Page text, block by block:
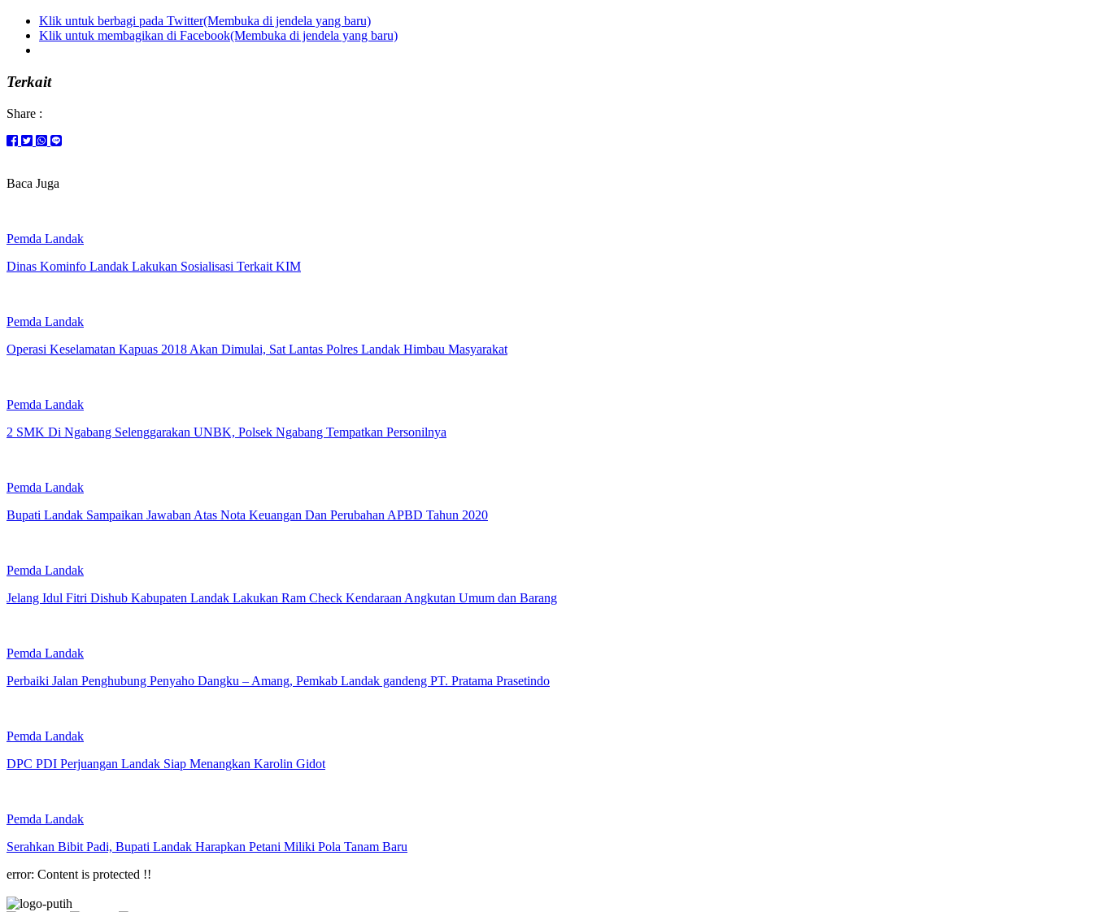
Klik untuk berbagi pada Twitter(Membuka di jendela yang baru)
Klik untuk membagikan di Facebook(Membuka di jendela yang baru)
Terkait
Share :
Baca Juga
Pemda Landak
Dinas Kominfo Landak Lakukan Sosialisasi Terkait KIM
Pemda Landak
Operasi Keselamatan Kapuas 2018 Akan Dimulai, Sat Lantas Polres Landak Himbau Masyarakat
Pemda Landak
2 SMK Di Ngabang Selenggarakan UNBK, Polsek Ngabang Tempatkan Personilnya
Pemda Landak
Bupati Landak Sampaikan Jawaban Atas Nota Keuangan Dan Perubahan APBD Tahun 2020
Pemda Landak
Jelang Idul Fitri Dishub Kabupaten Landak Lakukan Ram Check Kendaraan Angkutan Umum dan Barang
Pemda Landak
Perbaiki Jalan Penghubung Penyaho Dangku – Amang, Pemkab Landak gandeng PT. Pratama Prasetindo
Pemda Landak
DPC PDI Perjuangan Landak Siap Menangkan Karolin Gidot
Pemda Landak
Serahkan Bibit Padi, Bupati Landak Harapkan Petani Miliki Pola Tanam Baru
error: Content is protected !!